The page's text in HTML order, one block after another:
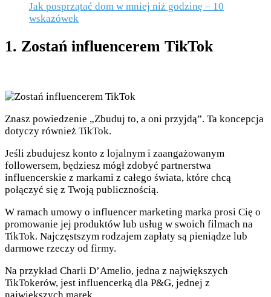
Jak posprzątać dom w mniej niż godzinę – 10
wskazówek
1. Zostań influencerem TikTok
Znasz powiedzenie „Zbuduj to, a oni przyjdą”. Ta koncepcja
dotyczy również TikTok.
Jeśli zbudujesz konto z lojalnym i zaangażowanym
followersem, będziesz mógł zdobyć partnerstwa
influencerskie z markami z całego świata, które chcą
połączyć się z Twoją publicznością.
W ramach umowy o influencer marketing marka prosi Cię o
promowanie jej produktów lub usług w swoich filmach na
TikTok. Najczęstszym rodzajem zapłaty są pieniądze lub
darmowe rzeczy od firmy.
Na przykład Charli D’Amelio, jedna z największych
TikTokerów, jest influencerką dla P&G, jednej z